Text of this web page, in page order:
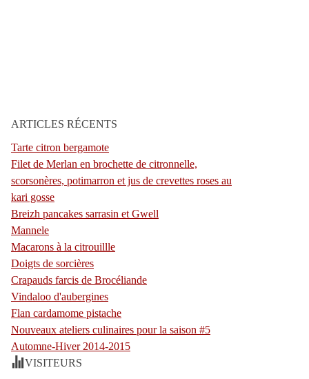
ARTICLES RÉCENTS
Tarte citron bergamote
Filet de Merlan en brochette de citronnelle,
scorsonères, potimarron et jus de crevettes roses au
kari gosse
Breizh pancakes sarrasin et Gwell
Mannele
Macarons à la citrouillle
Doigts de sorcières
Crapauds farcis de Brocéliande
Vindaloo d'aubergines
Flan cardamome pistache
Nouveaux ateliers culinaires pour la saison #5
Automne-Hiver 2014-2015
VISITEURS